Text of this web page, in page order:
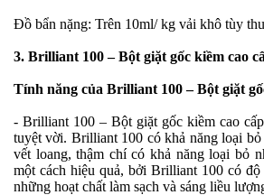
Đồ bẩn nặng: Trên 10ml/ kg vải khô tùy
3. Brilliant 100 – Bột giặt gốc kiềm cao
Tính năng của Brilliant 100 – Bột giặt
- Brilliant 100 – Bột giặt gốc kiềm cao
tuyệt vời. Brilliant 100 có khả năng loại bỏ
vết loang, thậm chí có khả năng loại bỏ
một cách hiệu quả, bởi Brilliant 100 có
những hoạt chất làm sạch và sáng liều